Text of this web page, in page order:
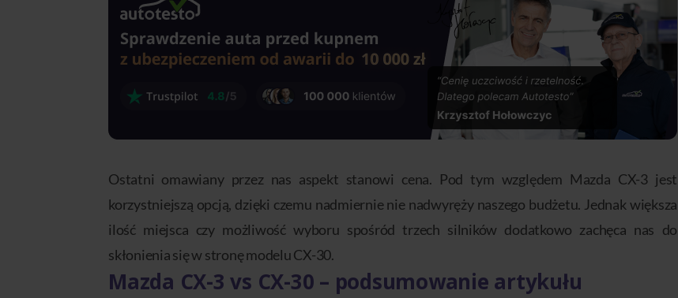
Ostatni omawiany przez nas aspekt stanowi cena. Pod tym względem Mazda CX-3 jest
korzystniejszą opcją, dzięki czemu nadmiernie nie nadwyręży naszego budżetu. Jednak większa
ilość miejsca czy możliwość wyboru spośród trzech silników dodatkowo zachęca nas do
skłonienia się w stronę modelu CX-30.
Mazda CX-3 vs CX-30 – podsumowanie artykułu